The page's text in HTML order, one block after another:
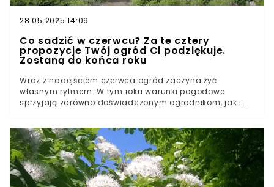
28.05.2025 14:09
Co sadzić w czerwcu? Za te cztery
propozycje Twój ogród Ci podziękuje.
Zostaną do końca roku
Wraz z nadejściem czerwca ogród zaczyna żyć
własnym rytmem. W tym roku warunki pogodowe
sprzyjają zarówno doświadczonym ogrodnikom, jak i
bogatsza oferta roślin pozwala na sadzenie nawet w
szczycie sezonu. Jakie gatunki sprawdzą się najlepiej u
progu lata, w czerwcu?